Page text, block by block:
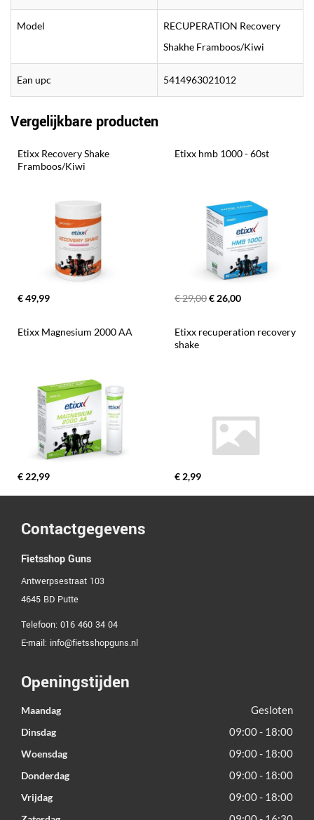
Model
RECUPERATION Recovery
Shakhe Framboos/Kiwi
Ean upc 5414963021012
Vergelijkbare producten
Etixx Recovery Shake
Framboos/Kiwi
€ 49,99
Etixx hmb 1000 - 60st
€ 29,00€ 26,00
Etixx Magnesium 2000 AA
€ 22,99
Etixx recuperation recovery
shake
€ 2,99
Contactgegevens
Fietsshop Guns
Antwerpsestraat 103
4645 BD Putte
Telefoon: 016 460 34 04
E-mail: info@fietsshopguns.nl
Openingstijden
Maandag Gesloten
Dinsdag 09:00 - 18:00
Woensdag 09:00 - 18:00
Donderdag 09:00 - 18:00
Vrijdag 09:00 - 18:00